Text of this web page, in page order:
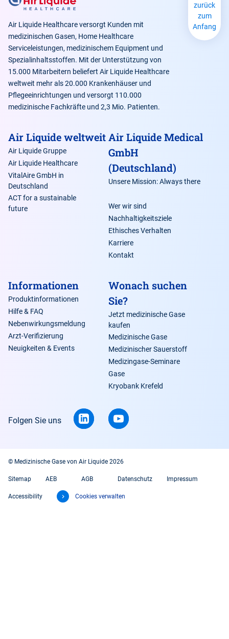
Air Liquide Healthcare versorgt Kunden mit
medizinischen Gasen, Home Healthcare
Serviceleistungen, medizinischem Equipment und
Spezialinhaltsstoffen. Mit der Unterstützung von
15.000 Mitarbeitern beliefert Air Liquide Healthcare
weltweit mehr als 20.000 Krankenhäuser und
Pflegeeinrichtungen und versorgt 110.000
medizinische Fachkräfte und 2,3 Mio. Patienten.
Air Liquide weltweit
Air Liquide Gruppe
Air Liquide Healthcare
VitalAire GmbH in
Deutschland
ACT for a sustainable
future
Air Liquide Medical
GmbH
(Deutschland)
Unsere Mission: Always there
Wer wir sind
Nachhaltigkeitsziele
Ethisches Verhalten
Karriere
Kontakt
Informationen
Produktinformationen
Hilfe & FAQ
Nebenwirkungsmeldung
Arzt-Verifizierung
Neuigkeiten & Events
Wonach suchen
Sie?
Jetzt medizinische Gase
kaufen
Medizinische Gase
Medizinischer Sauerstoff
Medizingase-Seminare
Gase
Kryobank Krefeld
Folgen Sie uns
zurück
zum
Anfang
© Medizinische Gase von Air Liquide 2026
Sitemap AEB AGB Datenschutz Impressum
Accessibility Cookies verwalten